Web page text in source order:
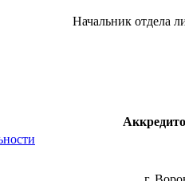
Начальник отдела